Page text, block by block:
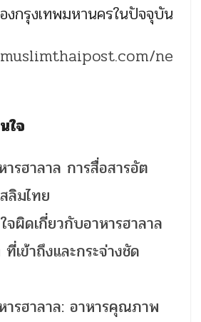
งกรุงเทพมหานครในปัจจุบัน
ne
ใจ
รฮาลาล การสื่อสารอัต
มไทย
จผิดเกี่ยวกับอาหารฮาลาล
เข้าถึงและกระจ่างชัด
ารฮาลาล: อาหารคุณภาพ